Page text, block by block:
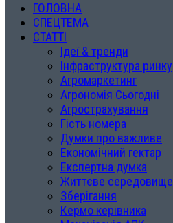
ГОЛОВНА
СПЕЦТЕМА
СТАТТІ
Ідеї & тренди
Інфраструктура ринку
Агромаркетинг
Агрономія Сьогодні
Агрострахування
Гість номера
Думки про важливе
Економічний гектар
Експертна думка
Життєве середовище
Зберігання
Кермо керівника